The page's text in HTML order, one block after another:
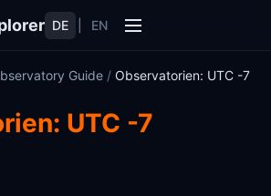
DE EN
Guide / Observatorien: UTC -7
UTC -7